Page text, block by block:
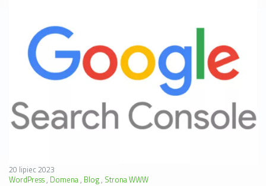
20 lipiec 2023
WordPress Domena Blog Strona WWW